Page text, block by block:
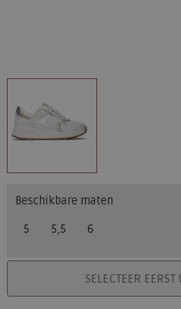
Beschikbare maten
5 5,5 6
PLAATS IN WINKELMAND
SELECTEER EERST